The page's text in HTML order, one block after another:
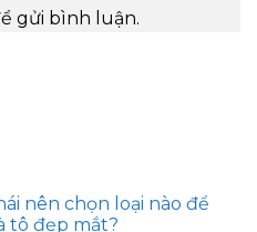
gửi bình luận.
nên chọn loại nào để
tô đẹp mắt?